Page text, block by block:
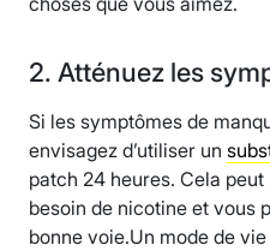
2. Atténuez les
Si les symptômes de
envisagez d’utiliser un
patch 24 heures. Cela
besoin de nicotine et vous
bonne voie.Un mode de